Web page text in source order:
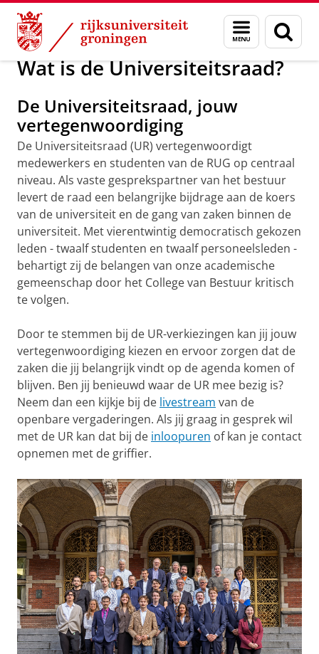
Skip
Content
Skip
Navigation
Menu
en
zoeken
Over ons Universiteitsraad
Wat is de Universiteitsraad?
De Universiteitsraad, jouw
vertegenwoordiging
De Universiteitsraad (UR) vertegenwoordigt
medewerkers en studenten van de RUG op centraal
niveau. Als vaste gesprekspartner van het bestuur
levert de raad een belangrijke bijdrage aan de koers
van de universiteit en de gang van zaken binnen de
universiteit. Met vierentwintig democratisch gekozen
leden - twaalf studenten en twaalf personeelsleden -
behartigt zij de belangen van onze academische
gemeenschap door het College van Bestuur kritisch
te volgen.
Door te stemmen bij de UR-verkiezingen kan jij jouw
vertegenwoordiging kiezen en ervoor zorgen dat de
zaken die jij belangrijk vindt op de agenda komen of
blijven. Ben jij benieuwd waar de UR mee bezig is?
Neem dan een kijkje bij de livestream van de
openbare vergaderingen. Als jij graag in gesprek wil
met de UR kan dat bij de inloopuren of kan je contact
opnemen met de griffier.